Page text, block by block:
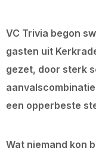
VC Trivia begon
gasten uit
gezet, door sterk
een opperbeste
Wat niemand kon